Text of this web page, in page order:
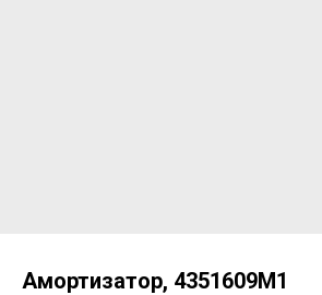
Амортизатор, 4351609М1